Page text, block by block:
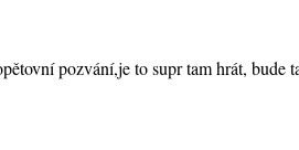
pozvání,je to supr tam hrát, bude